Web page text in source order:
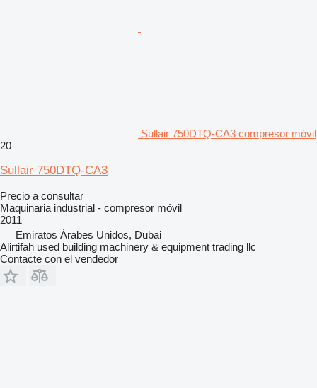
Sullair 750DTQ-CA3 compresor móvil
20
Sullair 750DTQ-CA3
Precio a consultar
Maquinaria industrial - compresor móvil
2011
Emiratos Árabes Unidos, Dubai
Alirtifah used building machinery & equipment trading llc
Contacte con el vendedor